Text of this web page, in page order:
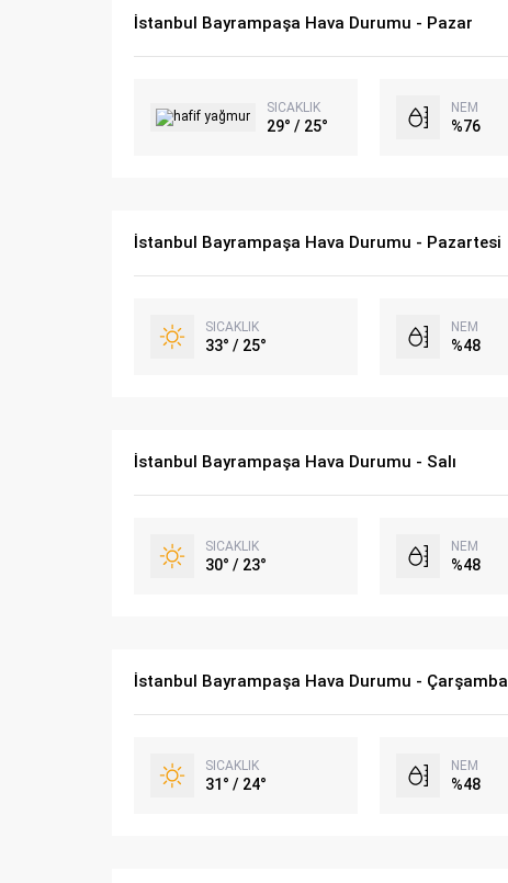
İstanbul Bayrampaşa Hava Durumu - Pazar
SICAKLIK
29° / 25°
NEM
%76
İstanbul Bayrampaşa Hava Durumu - Pazartesi
SICAKLIK
33° / 25°
NEM
%48
İstanbul Bayrampaşa Hava Durumu - Salı
SICAKLIK
30° / 23°
NEM
%48
İstanbul Bayrampaşa Hava Durumu - Çarşamba
SICAKLIK
31° / 24°
NEM
%48